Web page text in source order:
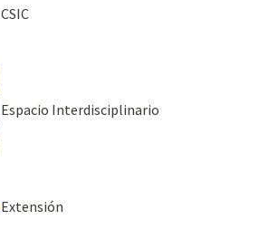
CSIC
Espacio Interdisciplinario
Extensión